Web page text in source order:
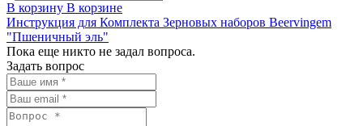
В корзину В корзине
Инструкция для Комплекта Зерновых наборов Beervingem
"Пшеничный эль"
Пока еще никто не задал вопроса.
Задать вопрос